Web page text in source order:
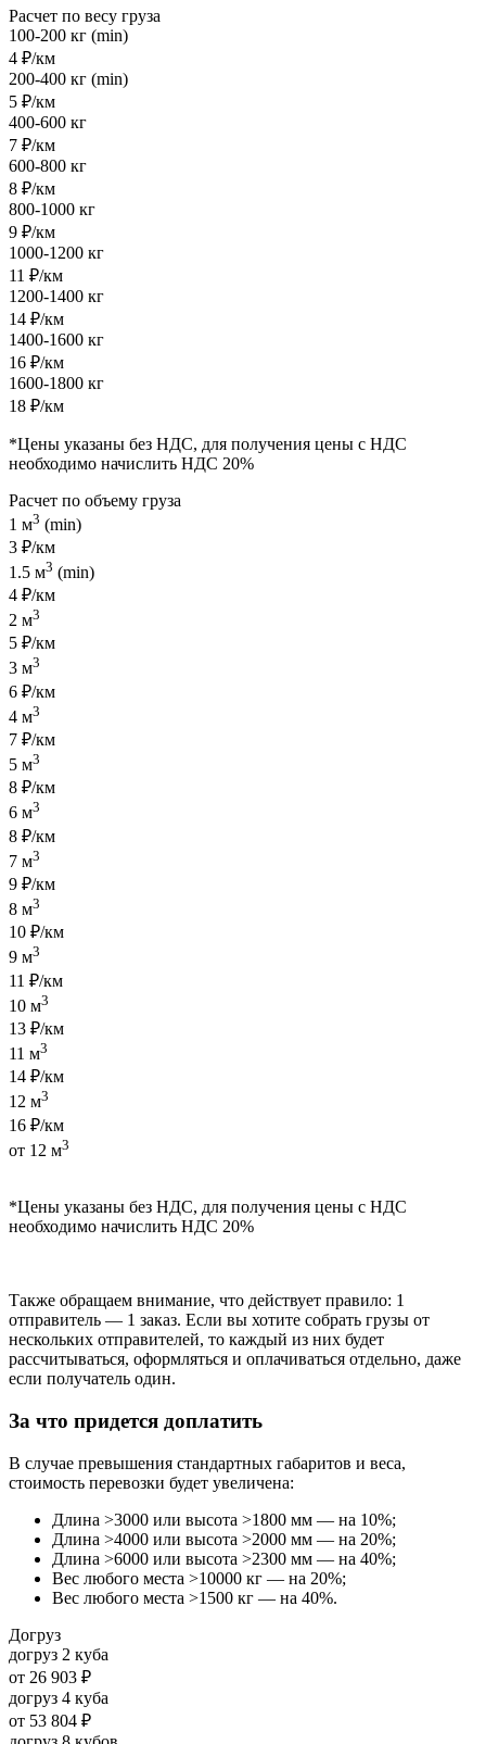
Расчет по весу груза
100-200 кг (min)
4 ₽/км
200-400 кг (min)
5 ₽/км
400-600 кг
7 ₽/км
600-800 кг
8 ₽/км
800-1000 кг
9 ₽/км
1000-1200 кг
11 ₽/км
1200-1400 кг
14 ₽/км
1400-1600 кг
16 ₽/км
1600-1800 кг
18 ₽/км
*Цены указаны без НДС, для получения цены с НДС
необходимо начислить НДС 20%
Расчет по объему груза
1 м3 (min)
3 ₽/км
1.5 м3 (min)
4 ₽/км
2 м3
5 ₽/км
3 м3
6 ₽/км
4 м3
7 ₽/км
5 м3
8 ₽/км
6 м3
8 ₽/км
7 м3
9 ₽/км
8 м3
10 ₽/км
9 м3
11 ₽/км
10 м3
13 ₽/км
11 м3
14 ₽/км
12 м3
16 ₽/км
от 12 м3
*Цены указаны без НДС, для получения цены с НДС
необходимо начислить НДС 20%
Также обращаем внимание, что действует правило: 1
отправитель — 1 заказ. Если вы хотите собрать грузы от
нескольких отправителей, то каждый из них будет
рассчитываться, оформляться и оплачиваться отдельно, даже
если получатель один.
За что придется доплатить
В случае превышения стандартных габаритов и веса,
стоимость перевозки будет увеличена:
Длина >3000 или высота >1800 мм — на 10%;
Длина >4000 или высота >2000 мм — на 20%;
Длина >6000 или высота >2300 мм — на 40%;
Вес любого места >10000 кг — на 20%;
Вес любого места >1500 кг — на 40%.
Догруз
догруз 2 куба
от 26 903 ₽
догруз 4 куба
от 53 804 ₽